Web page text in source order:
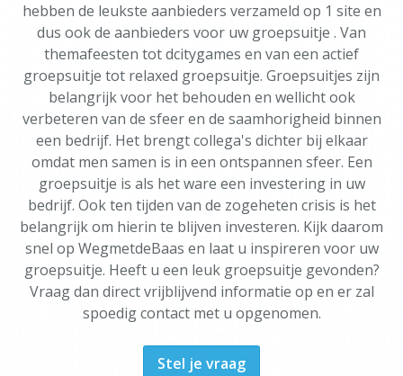
hebben de leukste aanbieders verzameld op 1 site en
dus ook de aanbieders voor uw groepsuitje . Van
themafeesten tot dcitygames en van een actief
groepsuitje tot relaxed groepsuitje. Groepsuitjes zijn
belangrijk voor het behouden en wellicht ook
verbeteren van de sfeer en de saamhorigheid binnen
een bedrijf. Het brengt collega's dichter bij elkaar
omdat men samen is in een ontspannen sfeer. Een
groepsuitje is als het ware een investering in uw
bedrijf. Ook ten tijden van de zogeheten crisis is het
belangrijk om hierin te blijven investeren. Kijk daarom
snel op WegmetdeBaas en laat u inspireren voor uw
groepsuitje. Heeft u een leuk groepsuitje gevonden?
Vraag dan direct vrijblijvend informatie op en er zal
spoedig contact met u opgenomen.
Stel je vraag